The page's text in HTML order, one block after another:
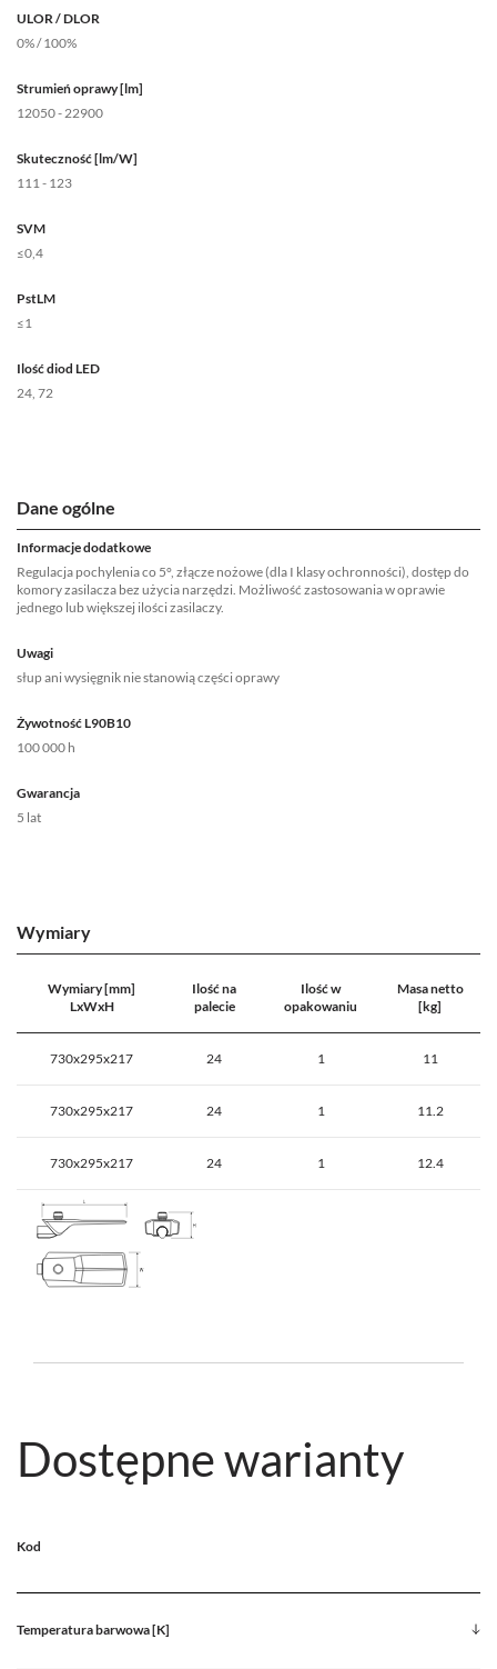
ULOR / DLOR
0% / 100%
Strumień oprawy [lm]
12050 - 22900
Skuteczność [lm/W]
111 - 123
SVM
≤0,4
PstLM
≤1
Ilość diod LED
24, 72
Dane ogólne
Informacje dodatkowe
Regulacja pochylenia co 5°, złącze nożowe (dla I klasy ochronności), dostęp do
komory zasilacza bez użycia narzędzi. Możliwość zastosowania w oprawie
jednego lub większej ilości zasilaczy.
Uwagi
słup ani wysięgnik nie stanowią części oprawy
Żywotność L90B10
100 000 h
Gwarancja
5 lat
Wymiary
Wymiary [mm]
LxWxH
Ilość na
palecie
Ilość w
opakowaniu
Masa netto
[kg]
730x295x217 24 1 11
730x295x217 24 1 11.2
730x295x217 24 1 12.4
Dostępne warianty
Kod
Temperatura barwowa [K]